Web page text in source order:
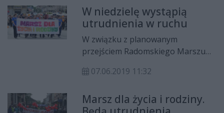
odbędzie się już IX jego edycja, a
poprzedzą go wydarzenia związane
z tygodniem dla rodziny.
W niedzielę wystąpią
utrudnienia w ruchu
W związku z planowanym
przejściem Radomskiego Marszu
czerwca w godzinach około 16-
utrudnienia w ruchu kołowym i w
07.06.2019 11:32
Marsz dla życia i rodziny.